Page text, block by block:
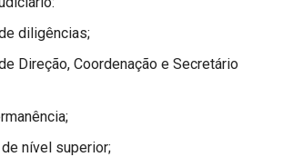
diligências;
Direção, Coordenação e Secretário
nível superior;